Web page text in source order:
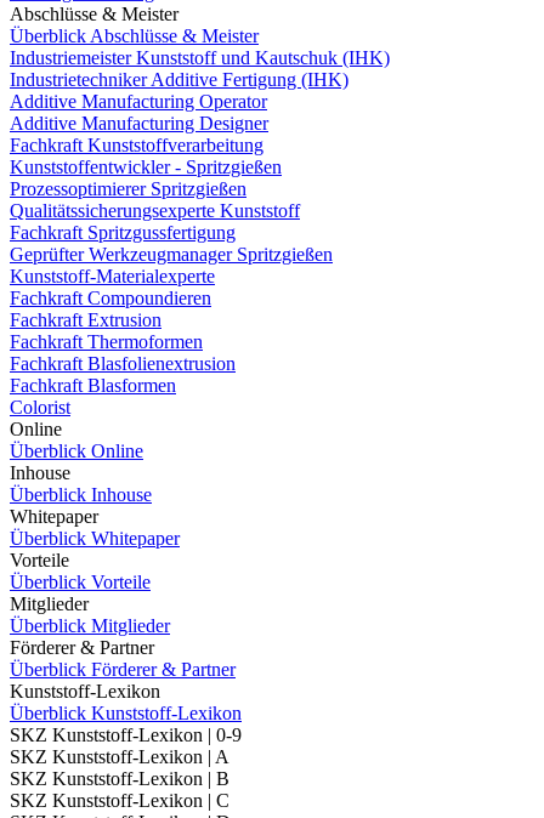
Abschlüsse & Meister
Überblick Abschlüsse & Meister
Industriemeister Kunststoff und Kautschuk (IHK)
Industrietechniker Additive Fertigung (IHK)
Additive Manufacturing Operator
Additive Manufacturing Designer
Fachkraft Kunststoffverarbeitung
Kunststoffentwickler - Spritzgießen
Prozessoptimierer Spritzgießen
Qualitätssicherungsexperte Kunststoff
Fachkraft Spritzgussfertigung
Geprüfter Werkzeugmanager Spritzgießen
Kunststoff-Materialexperte
Fachkraft Compoundieren
Fachkraft Extrusion
Fachkraft Thermoformen
Fachkraft Blasfolienextrusion
Fachkraft Blasformen
Colorist
Online
Überblick Online
Inhouse
Überblick Inhouse
Whitepaper
Überblick Whitepaper
Vorteile
Überblick Vorteile
Mitglieder
Überblick Mitglieder
Förderer & Partner
Überblick Förderer & Partner
Kunststoff-Lexikon
Überblick Kunststoff-Lexikon
SKZ Kunststoff-Lexikon | 0-9
SKZ Kunststoff-Lexikon | A
SKZ Kunststoff-Lexikon | B
SKZ Kunststoff-Lexikon | C